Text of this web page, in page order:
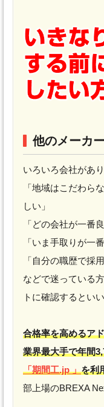
他のメーカ
いろいろ会社があり
「地域はこだわら
しい」
「どの会社が一番
「いま手取りが一
「自分の職歴で採
などで迷っている
トに確認するとい
合格率を高めるア
業界最大手で年間
「期間工.jp 」を利
部上場のBREXA